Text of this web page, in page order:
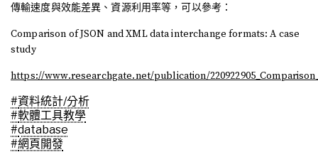
傳輸速度與效能差異、資源利用率等，可以參考：
Comparison of JSON and XML data interchange formats: A case
study
https://www.researchgate.net/publication/
#資料統計/分析
#軟體工具教學
#database
#網頁開發